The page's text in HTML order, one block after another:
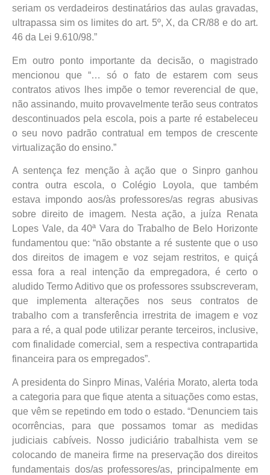
seriam os verdadeiros destinatários das aulas gravadas,
ultrapassa sim os limites do art. 5º, X, da CR/88 e do art.
46 da Lei 9.610/98.”
Em outro ponto importante da decisão, o magistrado
mencionou que “… só o fato de estarem com seus
contratos ativos lhes impõe o temor reverencial de que,
não assinando, muito provavelmente terão seus contratos
descontinuados pela escola, pois a parte ré estabeleceu
o seu novo padrão contratual em tempos de crescente
virtualização do ensino.”
A sentença fez menção à ação que o Sinpro ganhou
contra outra escola, o Colégio Loyola, que também
estava impondo aos/às professores/as regras abusivas
sobre direito de imagem. Nesta ação, a juíza Renata
Lopes Vale, da 40ª Vara do Trabalho de Belo Horizonte
fundamentou que: “não obstante a ré sustente que o uso
dos direitos de imagem e voz sejam restritos, e quiçá
essa fora a real intenção da empregadora, é certo o
aludido Termo Aditivo que os professores ssubscreveram,
que implementa alterações nos seus contratos de
trabalho com a transferência irrestrita de imagem e voz
para a ré, a qual pode utilizar perante terceiros, inclusive,
com finalidade comercial, sem a respectiva contrapartida
financeira para os empregados”.
A presidenta do Sinpro Minas, Valéria Morato, alerta toda
a categoria para que fique atenta a situações como estas,
que vêm se repetindo em todo o estado. “Denunciem tais
ocorrências, para que possamos tomar as medidas
judiciais cabíveis. Nosso judiciário trabalhista vem se
colocando de maneira firme na preservação dos direitos
fundamentais dos/as professores/as, principalmente em